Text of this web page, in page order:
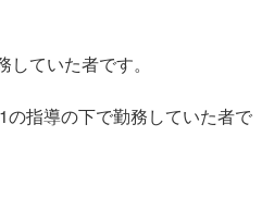
ていた者です。
指導の下で勤務していた者で